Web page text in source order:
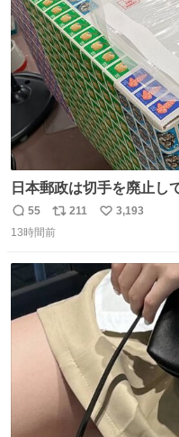
数
日本郵政は切手を廃止し
本郵政
返
信
55
リ
ポ
ト
211
い
数
3,193
13時間前